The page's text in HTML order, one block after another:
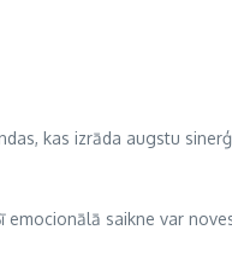
kas izrāda augstu
saikne var